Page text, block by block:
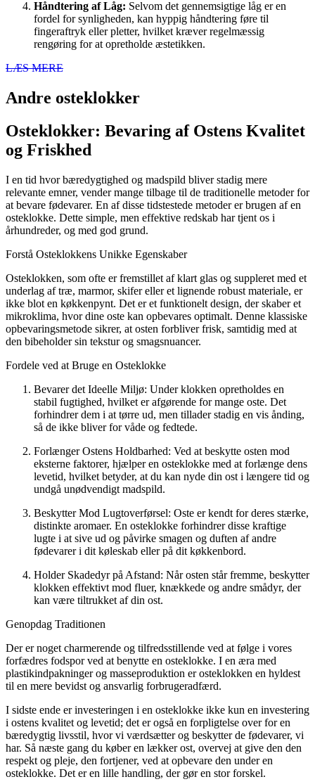
Håndtering af Låg: Selvom det gennemsigtige låg er en
fordel for synligheden, kan hyppig håndtering føre til
fingeraftryk eller pletter, hvilket kræver regelmæssig
rengøring for at opretholde æstetikken.
LÆS MERE
Andre osteklokker
Osteklokker: Bevaring af Ostens Kvalitet
og Friskhed
I en tid hvor bæredygtighed og madspild bliver stadig mere
relevante emner, vender mange tilbage til de traditionelle metoder for
at bevare fødevarer. En af disse tidstestede metoder er brugen af en
osteklokke. Dette simple, men effektive redskab har tjent os i
århundreder, og med god grund.
Forstå Osteklokkens Unikke Egenskaber
Osteklokken, som ofte er fremstillet af klart glas og suppleret med et
underlag af træ, marmor, skifer eller et lignende robust materiale, er
ikke blot en køkkenpynt. Det er et funktionelt design, der skaber et
mikroklima, hvor dine oste kan opbevares optimalt. Denne klassiske
opbevaringsmetode sikrer, at osten forbliver frisk, samtidig med at
den bibeholder sin tekstur og smagsnuancer.
Fordele ved at Bruge en Osteklokke
Bevarer det Ideelle Miljø: Under klokken opretholdes en
stabil fugtighed, hvilket er afgørende for mange oste. Det
forhindrer dem i at tørre ud, men tillader stadig en vis ånding,
så de ikke bliver for våde og fedtede.
Forlænger Ostens Holdbarhed: Ved at beskytte osten mod
eksterne faktorer, hjælper en osteklokke med at forlænge dens
levetid, hvilket betyder, at du kan nyde din ost i længere tid og
undgå unødvendigt madspild.
Beskytter Mod Lugtoverførsel: Oste er kendt for deres stærke,
distinkte aromaer. En osteklokke forhindrer disse kraftige
lugte i at sive ud og påvirke smagen og duften af andre
fødevarer i dit køleskab eller på dit køkkenbord.
Holder Skadedyr på Afstand: Når osten står fremme, beskytter
klokken effektivt mod fluer, knækkede og andre smådyr, der
kan være tiltrukket af din ost.
Genopdag Traditionen
Der er noget charmerende og tilfredsstillende ved at følge i vores
forfædres fodspor ved at benytte en osteklokke. I en æra med
plastikindpakninger og masseproduktion er osteklokken en hyldest
til en mere bevidst og ansvarlig forbrugeradfærd.
I sidste ende er investeringen i en osteklokke ikke kun en investering
i ostens kvalitet og levetid; det er også en forpligtelse over for en
bæredygtig livsstil, hvor vi værdsætter og beskytter de fødevarer, vi
har. Så næste gang du køber en lækker ost, overvej at give den den
respekt og pleje, den fortjener, ved at opbevare den under en
osteklokke. Det er en lille handling, der gør en stor forskel.